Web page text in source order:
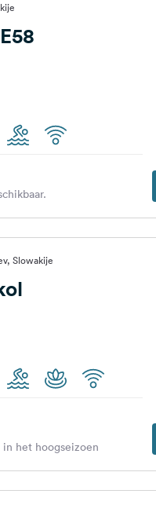
Slowakije
in het hoogseizoen